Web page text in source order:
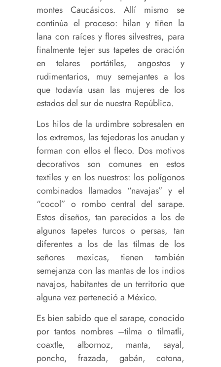
montes Caucásicos. Allí mismo se
continúa el proceso: hilan y tiñen la
lana con raíces y flores silvestres, para
finalmente tejer sus tapetes de oración
en telares portátiles, angostos y
rudimentarios, muy semejantes a los
que todavía usan las mujeres de los
estados del sur de nuestra República.
Los hilos de la urdimbre sobresalen en
los extremos, las tejedoras los anudan y
forman con ellos el fleco. Dos motivos
decorativos son comunes en estos
textiles y en los nuestros: los polígonos
combinados llamados “navajas” y el
“cocol” o rombo central del sarape.
Estos diseños, tan parecidos a los de
algunos tapetes turcos o persas, tan
diferentes a los de las tilmas de los
señores mexicas, tienen también
semejanza con las mantas de los indios
navajos, habitantes de un territorio que
alguna vez perteneció a México.
Es bien sabido que el sarape, conocido
por tantos nombres –tilma o tilmatli,
coaxtle, albornoz, manta, sayal,
poncho, frazada, gabán, cotona,